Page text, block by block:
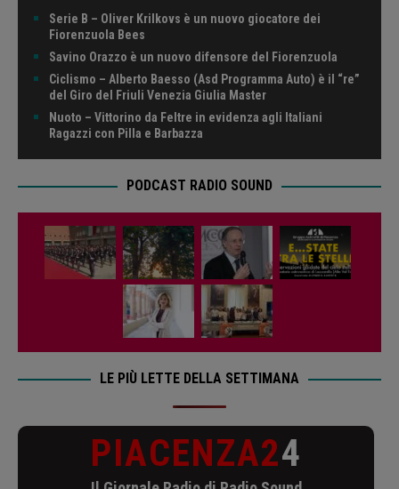
Serie B – Oliver Krilkovs è un nuovo giocatore dei
Fiorenzuola Bees
Savino Orazzo è un nuovo difensore del Fiorenzuola
Ciclismo – Alberto Baesso (Asd Programma Auto) è il “re”
del Giro del Friuli Venezia Giulia Master
Nuoto – Vittorino da Feltre in evidenza agli Italiani
Ragazzi con Pilla e Barbazza
PODCAST RADIO SOUND
LE PIÙ LETTE DELLA SETTIMANA
PIACENZA24